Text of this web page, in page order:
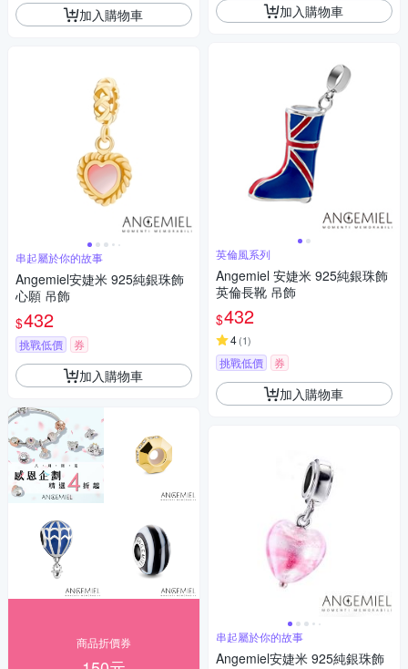
加入購物車
串起屬於你的故事
Angemiel安婕米 925純銀珠飾
心願 吊飾
$432
挑戰低價 券
加入購物車
商品折價券
加入購物車
英倫風系列
Angemiel 安婕米 925純銀珠飾
英倫長靴 吊飾
$432
4(1)
挑戰低價 券
加入購物車
串起屬於你的故事
Angemiel安婕米 925純銀珠飾